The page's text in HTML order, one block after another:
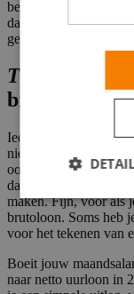
bekend gemaakt welk
dat je vanaf deze
gebruiken.
The world
bruto in 2021
Ieder z’n ding. En
niet naar netto
ook. Onderaan de
daarom de calculator
maken. Fijn, voor als
brutoloon. Soms heb
voor het tekenen van
Boeit jouw
naar netto uurloon in